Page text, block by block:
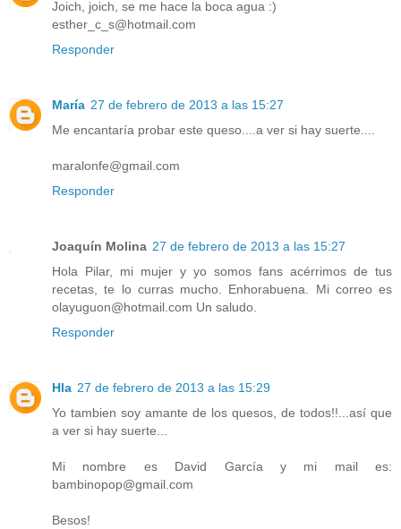
Joich, joich, se me hace la boca agua :)
esther_c_s@hotmail.com
Responder
María 27 de febrero de 2013 a las 15:27
Me encantaría probar este queso....a ver si hay suerte....
maralonfe@gmail.com
Responder
Joaquín Molina 27 de febrero de 2013 a las 15:27
Hola Pilar, mi mujer y yo somos fans acérrimos de tus
recetas, te lo curras mucho. Enhorabuena. Mi correo es
olayuguon@hotmail.com Un saludo.
Responder
Hla 27 de febrero de 2013 a las 15:29
Yo tambien soy amante de los quesos, de todos!!...así que
a ver si hay suerte...
Mi nombre es David García y mi mail es:
bambinopop@gmail.com
Besos!